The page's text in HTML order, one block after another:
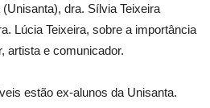
dra. Sílvia Teixeira
Lúcia Teixeira, sobre a importância
artista e comunicador.
estão ex-alunos da Unisanta.